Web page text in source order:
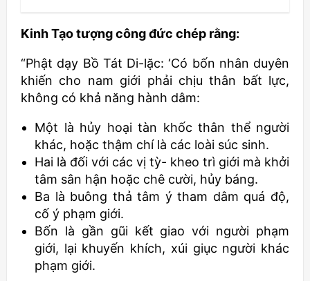
Kinh Tạo tượng công đức chép rằng:
“Phật dạy Bồ Tát Di-lặc: ‘Có bốn nhân duyên
khiến cho nam giới phải chịu thân bất lực,
không có khả năng hành dâm:
Một là hủy hoại tàn khốc thân thể người
khác, hoặc thậm chí là các loài súc sinh.
Hai là đối với các vị tỳ- kheo trì giới mà khởi
tâm sân hận hoặc chê cười, hủy báng.
Ba là buông thả tâm ý tham dâm quá độ,
cố ý phạm giới.
Bốn là gần gũi kết giao với người phạm
giới, lại khuyến khích, xúi giục người khác
phạm giới.